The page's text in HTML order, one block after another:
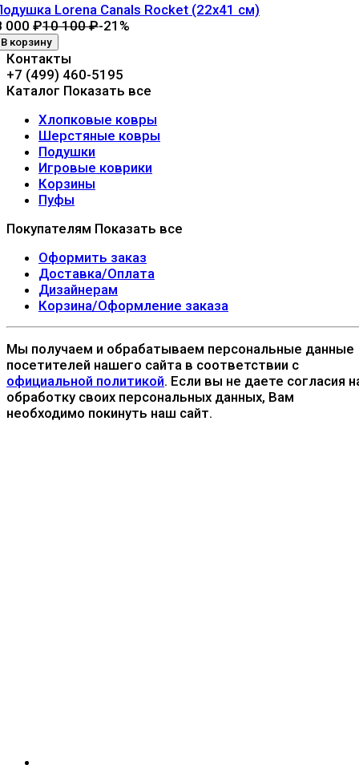
Lorena Canals Rocket (22x41 см)
000 ₽10 100₽-21%
В корзину
Контакты
+7 (499) 460-5195
Каталог Показать все
Хлопковые ковры
Шерстяные ковры
Подушки
Игровые коврики
Корзины
Пуфы
Покупателям Показать все
Оформить заказ
Доставка/Оплата
Дизайнерам
Корзина/Оформление заказа
Мы получаем и обрабатываем персональные данные
посетителей нашего сайта в соответствии с
официальной политикой. Если вы не даете согласия
обработку своих персональных данных, Вам
необходимо покинуть наш сайт.